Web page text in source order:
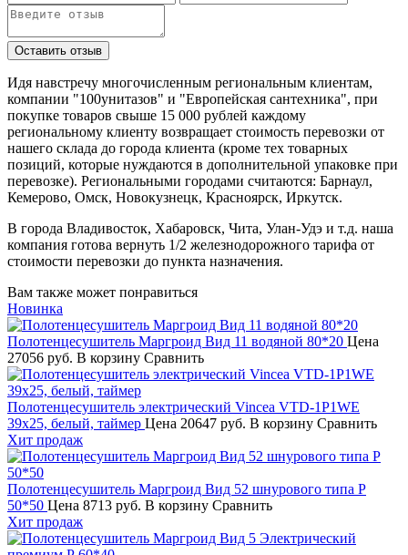
Идя навстречу многочисленным региональным клиентам,
компании "100унитазов" и "Европейская сантехника", при
покупке товаров свыше 15 000 рублей каждому
региональному клиенту возвращает стоимость перевозки от
нашего склада до города клиента (кроме тех товарных
позиций, которые нуждаются в дополнительной упаковке при
перевозке). Региональными городами считаются: Барнаул,
Кемерово, Омск, Новокузнецк, Красноярск, Иркутск.
В города Владивосток, Хабаровск, Чита, Улан-Удэ и т.д. наша
компания готова вернуть 1/2 железнодорожного тарифа от
стоимости перевозки до пункта назначения.
Вам также может понравиться
Новинка
Полотенцесушитель Маргроид Вид 11 водяной 80*20 Цена
27056 руб. В корзину Сравнить
Полотенцесушитель электрический Vincea VTD-1P1WE
39x25, белый, таймер Цена 20647 руб. В корзину Сравнить
Хит продаж
Полотенцесушитель Маргроид Вид 52 шнурового типа Р
50*50 Цена 8713 руб. В корзину Сравнить
Хит продаж